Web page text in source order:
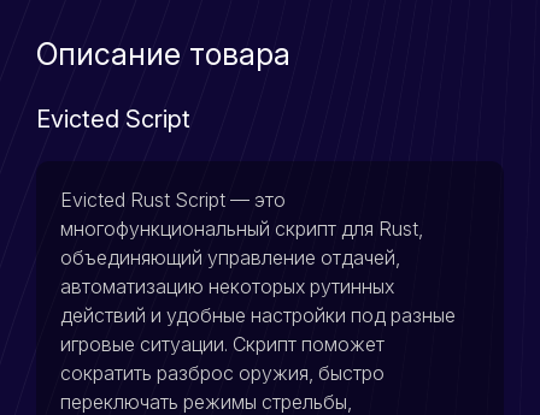
Описание товара
Evicted Script
Evicted Rust Script — это
многофункциональный скрипт для Rust,
объединяющий управление отдачей,
автоматизацию некоторых рутинных
действий и удобные настройки под разные
игровые ситуации. Скрипт поможет
сократить разброс оружия, быстро
переключать режимы стрельбы,